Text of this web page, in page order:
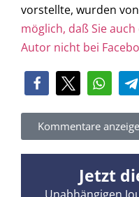
vorstellte, wurden
möglich, daß Sie
Autor nicht bei
Kommentare
Jetzt